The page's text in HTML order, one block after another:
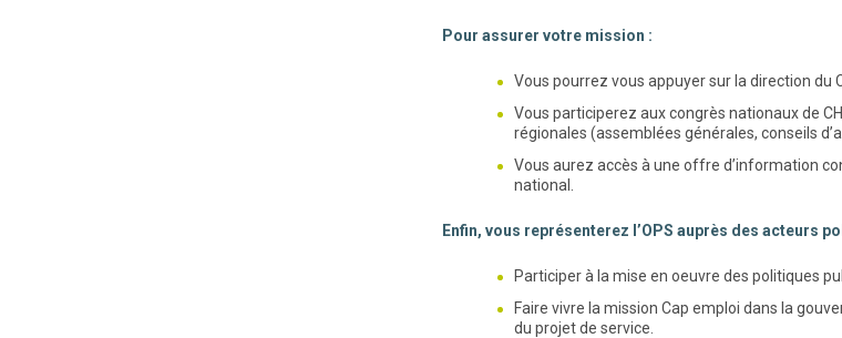
Pour assurer votre mission :
Vous pourrez vous appuyer sur la direction du
Vous participerez aux congrès nationaux de
régionales (assemblées générales, conseils
Vous aurez accès à une offre d’information
national.
Enfin, vous représenterez l’OPS auprès des acteurs
Participer à la mise en oeuvre des politiques
Faire vivre la mission Cap emploi dans la
du projet de service.